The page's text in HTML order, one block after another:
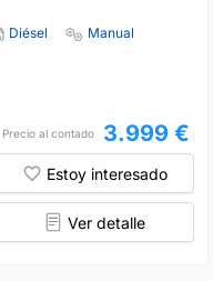
Diésel
Manual
Precio al contado 3.999 €
Estoy interesado
Ver detalle